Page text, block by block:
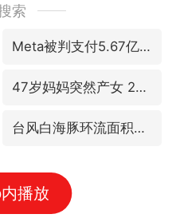
索
Meta被判支付5.67亿美元
47岁妈妈突然产女 26岁女儿：很震惊
台风白海豚环流面积近似13个浙江
播放